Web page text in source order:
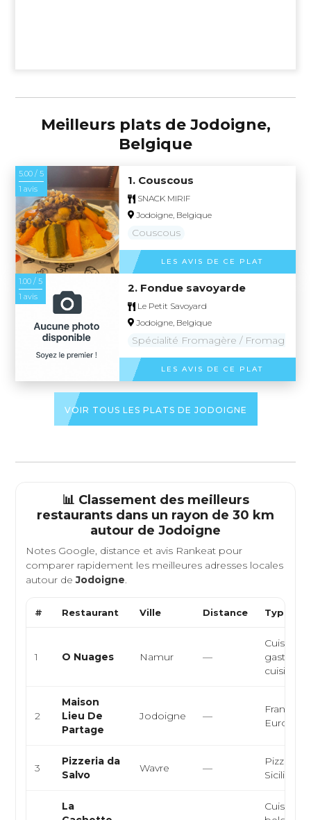
Meilleurs plats de Jodoigne,
Belgique
5.00 / 5
1 avis
1. Couscous
SNACK MIRIF
Jodoigne, Belgique
Couscous
LES AVIS DE CE PLAT
1.00 / 5
1 avis
2. Fondue savoyarde
Le Petit Savoyard
Jodoigne, Belgique
Spécialité Fromagère / Fromage
LES AVIS DE CE PLAT
VOIR TOUS LES PLATS DE JODOIGNE
📊 Classement des meilleurs
restaurants dans un rayon de 30 km
autour de Jodoigne
Notes Google, distance et avis Rankeat pour
comparer rapidement les meilleures adresses locales
autour deJodoigne.
# Restaurant Ville Distance Type de
1 O Nuages Namur —
Cuisine
cuisine
2
Maison
Lieu De
Partage
Jodoigne —
3
Pizzeria da
Salvo
Wavre —
Pizzeria,
Sicilienne
La
Cuisine